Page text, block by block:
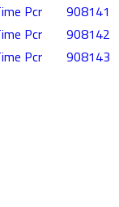
Pcr
908141
Pcr
908142
Pcr
908143